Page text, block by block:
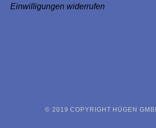
Einwilligungen widerrufen
© 2019 COPYRIGHT HÜGEN